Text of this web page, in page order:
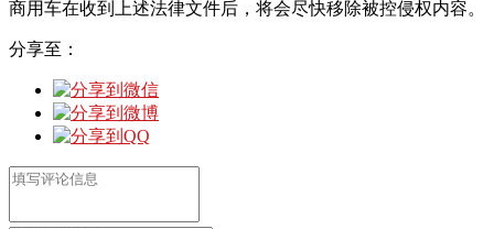
商用车在收到上述法律文件后，将会尽快移除被控侵权内容。
分享至：